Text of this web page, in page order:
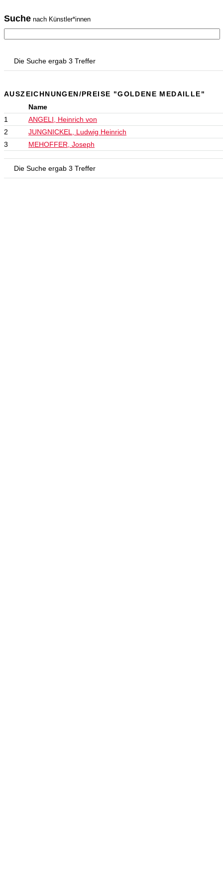
Suche nach Künstler*innen
Die Suche ergab 3 Treffer
AUSZEICHNUNGEN/PREISE "GOLDENE MEDAILLE"
Name
1
ANGELI, Heinrich von
2
JUNGNICKEL, Ludwig Heinrich
3
MEHOFFER, Joseph
Die Suche ergab 3 Treffer